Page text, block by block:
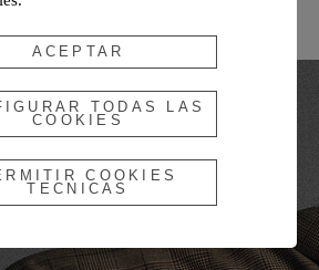
2026
ACEPTAR
TODAS LAS
COOKIES
COOKIES
TECNICAS